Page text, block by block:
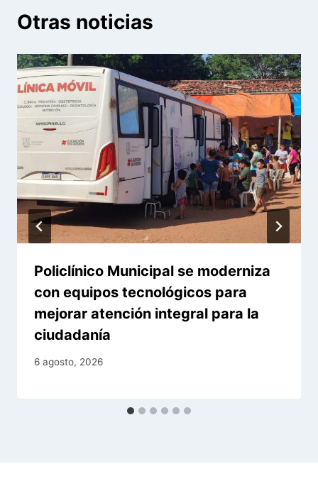
Otras noticias
Policlínico Municipal se moderniza
con equipos tecnológicos para
mejorar atención integral para la
ciudadanía
6 agosto, 2026